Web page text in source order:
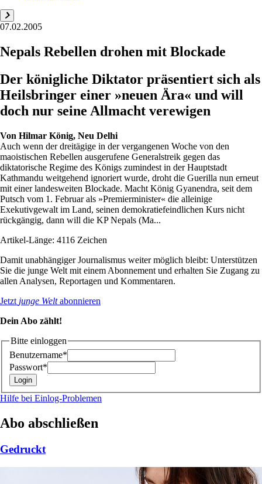
07.02.2005
Nepals Rebellen drohen mit Blockade
Der königliche Diktator präsentiert sich als
Heilsbringer einer »neuen Ära« und will
doch nur seine Allmacht verewigen
Von Hilmar König, Neu Delhi
Auch wenn der dreitägige in der vergangenen Woche von den
maoistischen Rebellen ausgerufene Generalstreik gegen das
diktatorische Regime des Königs zumindest in der Hauptstadt
Kathmandu weitgehend ignoriert wurde, droht die Guerilla nun erneut
mit einer landesweiten Blockade. Macht König Gyanendra, seit dem
Putsch vom 1. Februar als »Premierminister« die alleinige
Exekutivgewalt im Land, seinen demokratiefeindlichen Kurs nicht
rückgängig, dann will die KP Nepals (Ma...
Artikel-Länge: 4116 Zeichen
Damit unabhängiger Journalismus weiter möglich bleibt: Unterstützen
Sie die junge Welt mit einem Abonnement und erhalten Sie Zugang zu
allen Analysen, Reportagen und Kommentaren.
Jetzt junge Weltabonnieren
Dein Abo zählt!
Bitte einloggen
Benutzername*
Passwort*
Hilfe bei Einlog-Problemen
Abo abschließen
Gedruckt